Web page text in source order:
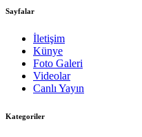
Sayfalar
İletişim
Künye
Foto Galeri
Videolar
Canlı Yayın
Kategoriler